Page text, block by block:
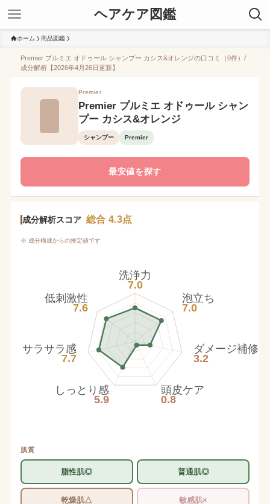
ヘアケア図鑑
ホーム 商品図鑑
Premier プルミエ オドゥール シャンプー カシス&オレンジの口コミ（0件）/
成分解析【2026年4月26日更新】
Premier
Premier プルミエ オドゥール シャン
プー カシス&オレンジ
シャンプー Premier
最安値を探す
成分解析スコア 総合 4.3点
※ 成分構成からの推定値です
洗浄力
7.0
泡立ち
7.0
ダメージ補修
3.2
頭皮ケア
0.8
しっとり感
5.9
サラサラ感
7.7
低刺激性
7.6
肌質
脂性肌◎ 普通肌◎
乾燥肌△ 敏感肌×